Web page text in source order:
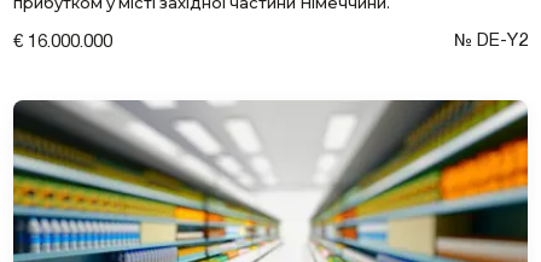
€ 16.000.000 № DE-Y2